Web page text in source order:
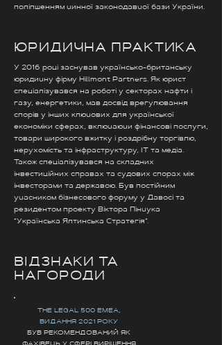
поліпшенням чинної законодавчої бази України.
ЮРИДИЧНА ПРАКТИКА
У 2016 році заснував українсько-британську
юридичну фірму Hillmont Partners. Як юрист
спеціалізувався на роботі у секторах нафти і
газу, енергетики, мав досвід врегулювання
спорів у інших ключових для української
економіки сферах, включаючи фінансові послуги,
товари широкого вжитку і роздрібну торгівлю,
нерухомість та інфраструктуру, ІТ та медіа.
Також спеціалізувався на складних
інвестиційних справах та судових спорах між
інвесторами та державою. Був постійним
учасником бізнесового форуму у Давосі та
резидентом проекту Віктора Пінчука
“Українська Ялтинська Стратегія”.
ВІДЗНАКИ ТА
НАГОРОДИ
THE LEGAL 500 EMEA,
ВИДАННЯ 2021 РОКУ
БУВ РЕКОМЕНДОВАНИЙ ЯК